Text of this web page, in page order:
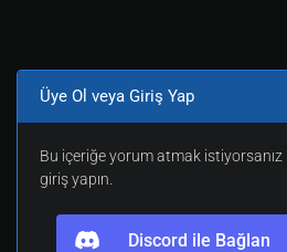
Üye Ol veya Giriş Yap
Bu içeriğe yorum atmak
giriş yapın.
Discord ile Bağlan